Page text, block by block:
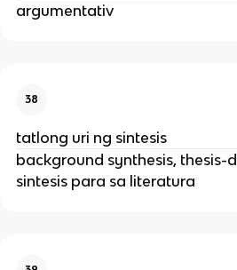
argumentativ
38
tatlong uri ng sintesis
background synthesis, thesis-
sintesis para sa literatura